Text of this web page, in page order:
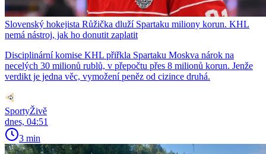
Slovenský hokejista Růžička dluží Spartaku miliony korun. KHL
nemá nástroj, jak ho donutit zaplatit
Disciplinární komise KHL přiřkla Spartaku Moskva nárok na
necelých 30 milionů rublů, v přepočtu přes 8 milionů korun. Jenže
verdikt je jedna věc, vymožení peněz od cizince druhá.
SportyŽivě
dnes, 04:51
3 min